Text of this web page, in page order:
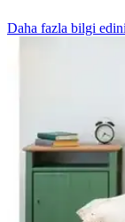
Daha fazla bilgi